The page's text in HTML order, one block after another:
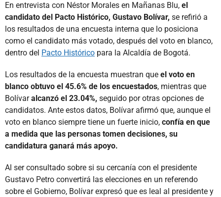
En entrevista con Néstor Morales en Mañanas Blu, el
candidato del Pacto Histórico, Gustavo Bolívar, se refirió a
los resultados de una encuesta interna que lo posiciona
como el candidato más votado, después del voto en blanco,
dentro del Pacto Histórico para la Alcaldía de Bogotá.
Los resultados de la encuesta muestran que el voto en
blanco obtuvo el 45.6% de los encuestados, mientras que
Bolívaralcanzó el 23.04%, seguido por otras opciones de
candidatos. Ante estos datos, Bolívar afirmó que, aunque el
voto en blanco siempre tiene un fuerte inicio, confía en que
a medida que las personas tomen decisiones, su
candidatura ganará más apoyo.
Al ser consultado sobre si su cercanía con el presidente
Gustavo Petro convertirá las elecciones en un referendo
sobre el Gobierno, Bolívar expresó que es leal al presidente y